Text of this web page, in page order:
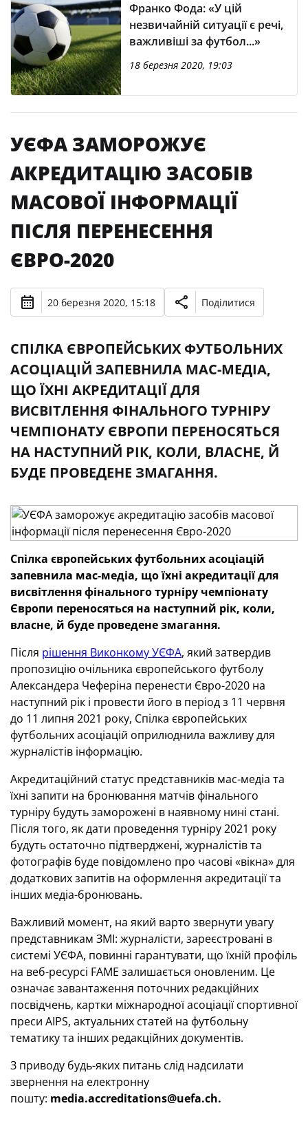
Франко Фода: «У цій
незвичайній ситуації є речі,
важливіші за футбол...»
18 березня 2020, 19:03
УЄФА ЗАМОРОЖУЄ
АКРЕДИТАЦІЮ ЗАСОБІВ
МАСОВОЇ ІНФОРМАЦІЇ
ПІСЛЯ ПЕРЕНЕСЕННЯ
ЄВРО-2020
20 березня 2020, 15:18 Поділитися
СПІЛКА ЄВРОПЕЙСЬКИХ ФУТБОЛЬНИХ
АСОЦІАЦІЙ ЗАПЕВНИЛА МАС-МЕДІА,
ЩО ЇХНІ АКРЕДИТАЦІЇ ДЛЯ
ВИСВІТЛЕННЯ ФІНАЛЬНОГО ТУРНІРУ
ЧЕМПІОНАТУ ЄВРОПИ ПЕРЕНОСЯТЬСЯ
НА НАСТУПНИЙ РІК, КОЛИ, ВЛАСНЕ, Й
БУДЕ ПРОВЕДЕНЕ ЗМАГАННЯ.
Спілка європейських футбольних асоціацій
запевнила мас-медіа, що їхні акредитації для
висвітлення фінального турніру чемпіонату
Європи переносяться на наступний рік, коли,
власне, й буде проведене змагання.
Після рішення Виконкому УЄФА, який затвердив
пропозицію очільника європейського футболу
Александера Чеферіна перенести Євро-2020 на
наступний рік і провести його в період з 11 червня
до 11 липня 2021 року, Спілка європейських
футбольних асоціацій оприлюднила важливу для
журналістів інформацію.
Акредитаційний статус представників мас-медіа та
їхні запити на бронювання матчів фінального
турніру будуть заморожені в наявному нині стані.
Після того, як дати проведення турніру 2021 року
будуть остаточно підтверджені, журналістів та
фотографів буде повідомлено про часові «вікна» для
додаткових запитів на оформлення акредитації та
інших медіа-бронювань.
Важливий момент, на який варто звернути увагу
представникам ЗМІ: журналісти, зареєстровані в
системі УЄФА, повинні гарантувати, що їхній профіль
на веб-ресурсі FAME залишається оновленим. Це
означає завантаження поточних редакційних
посвідчень, картки міжнародної асоціації спортивної
преси AIPS, актуальних статей на футбольну
тематику та інших редакційних документів.
З приводу будь-яких питань слід надсилати
звернення на електронну
пошту: media.accreditations@uefa.ch.